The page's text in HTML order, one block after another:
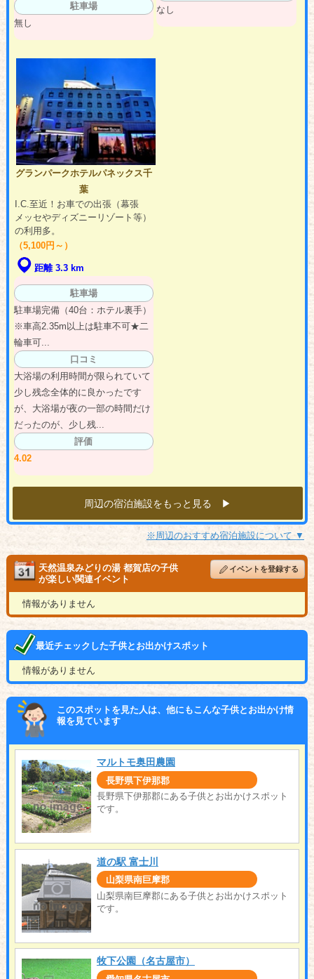
駐車場
無し
なし
グランパークホテルパネックス千
葉
I.C.至近！お車での出張（幕張
メッセやディズニーリゾート等）
の利用多。
（5,100円～）
距離 3.3 km
駐車場
駐車場完備（40台：ホテル裏手）
※車高2.35m以上は駐車不可★二
輪車可...
口コミ
大浴場の利用時間が限られていて
少し残念全体的に良かったです
が、大浴場が夜の一部の時間だけ
だったのが、少し残...
評価
4.02
周辺の宿泊施設をもっと見る ▶︎
※周辺のおすすめ宿泊施設について ▼
天然温泉みどりの湯 都賀店の子供
が楽しい関連イベント
イベントを登録する
情報がありません
最近チェックした子供とお出かけスポット
情報がありません
このスポットを見た人は、他にもこんな子供とお出かけ情
報を見ています
マルトモ奥田農園
長野県下伊那郡
長野県下伊那郡にある子供とお出かけスポット
です。
道の駅 富士川
山梨県南巨摩郡
山梨県南巨摩郡にある子供とお出かけスポット
です。
牧下公園（名古屋市）